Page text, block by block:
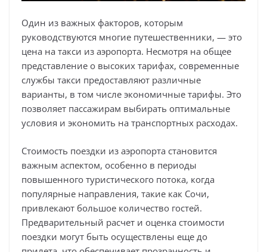
Один из важных факторов, которым
руководствуются многие путешественники, — это
цена на такси из аэропорта. Несмотря на общее
представление о высоких тарифах, современные
службы такси предоставляют различные
варианты, в том числе экономичные тарифы. Это
позволяет пассажирам выбирать оптимальные
условия и экономить на транспортных расходах.
Стоимость поездки из аэропорта становится
важным аспектом, особенно в периоды
повышенного туристического потока, когда
популярные направления, такие как Сочи,
привлекают большое количество гостей.
Предварительный расчет и оценка стоимости
поездки могут быть осуществлены еще до